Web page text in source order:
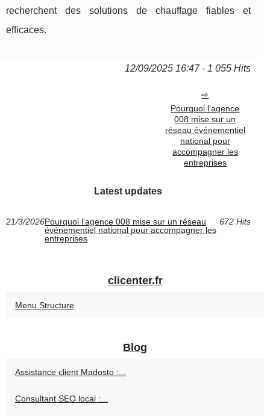
recherchent des solutions de chauffage fiables et
efficaces.
12/09/2025 16:47 - 1 055 Hits
Pourquoi l’agence
008 mise sur un
réseau événementiel
national pour
accompagner les
entreprises
Latest updates
21/3/2026Pourquoi l’agence 008 mise sur un réseau
événementiel national pour accompagner les
entreprises
672 Hits
clicenter.fr
Menu Structure
Blog
Assistance client Madosto :...
Consultant SEO local :...